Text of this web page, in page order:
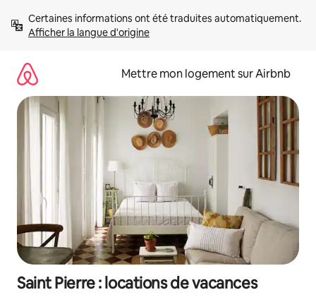
directement
Afficher la langue d'origine
Mettre mon logement sur Airbnb
Saint Pierre : locations de vacances